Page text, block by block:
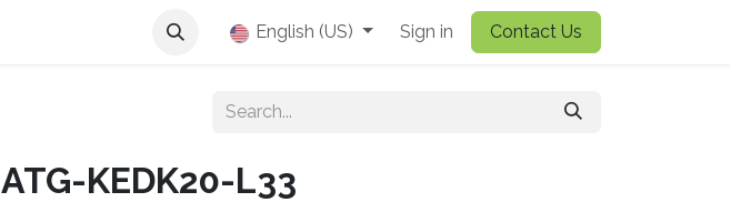
English (US) Sign in Contact Us
ATG-KEDK20-L33